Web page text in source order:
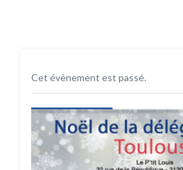
Cet évènement est passé.